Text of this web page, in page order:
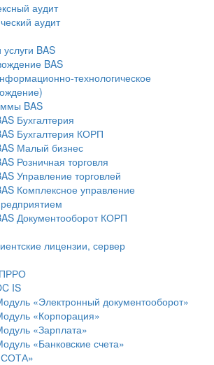
аудит
аудит
BAS
BAS
технологическое
BAS
Бухгалтерия
Бухгалтерия КОРП
Малый бизнес
Розничная торговля
Управление торговлей
Комплексное управление
Документооборот КОРП
лицензии, сервер
ПРРО
IS
«Электронный документооборот»
«Корпорация»
«Зарплата»
«Банковские счета»